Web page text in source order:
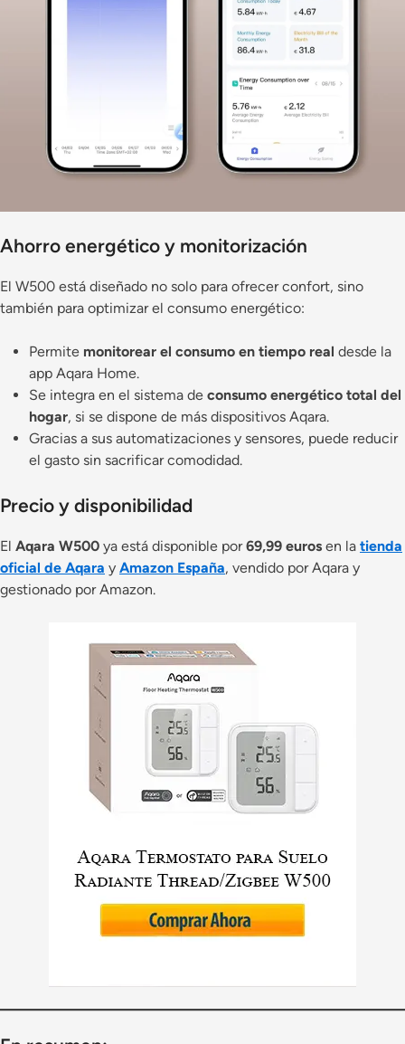
Ahorro energético y monitorización
El W500 está diseñado no solo para ofrecer confort, sino
también para optimizar el consumo energético:
Permite monitorear el consumo en tiempo real desde la
app Aqara Home.
Se integra en el sistema de consumo energético total del
hogar, si se dispone de más dispositivos Aqara.
Gracias a sus automatizaciones y sensores, puede reducir
el gasto sin sacrificar comodidad.
Precio y disponibilidad
El Aqara W500 ya está disponible por69,99 euros en la tienda
oficial de Aqara y Amazon España, vendido por Aqara y
gestionado por Amazon.